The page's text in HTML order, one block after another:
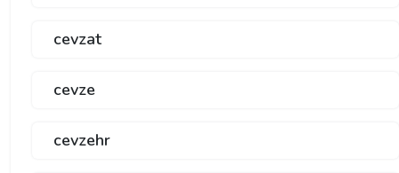
cevzat
cevze
cevzehr